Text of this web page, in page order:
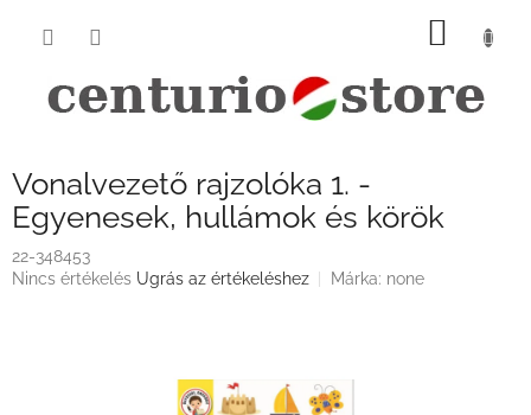
KOSÁR
Vonalvezető rajzolóka 1. -
Egyenesek, hullámok és körök
22-348453
A
Nincs értékelés Ugrás az értékeléshez Márka: none